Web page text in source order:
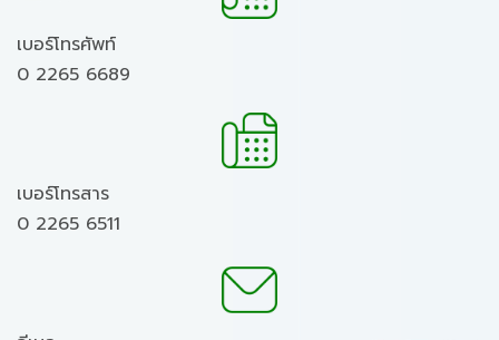
เบอร์โทรศัพท์
0 2265 6689
เบอร์โทรสาร
0 2265 6511